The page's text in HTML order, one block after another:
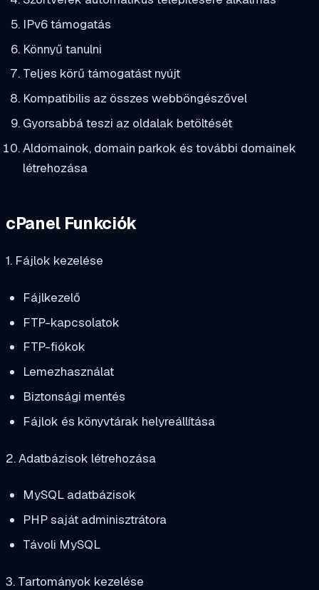
IPv6 támogatás
Könnyű tanulni
Teljes körű támogatást nyújt
Kompatibilis az összes webböngészővel
Gyorsabbá teszi az oldalak betöltését
Aldomainok, domain parkok és további domainek
létrehozása
cPanel Funkciók
1. Fájlok kezelése
Fájlkezelő
FTP-kapcsolatok
FTP-fiókok
Lemezhasználat
Biztonsági mentés
Fájlok és könyvtárak helyreállítása
2. Adatbázisok létrehozása
MySQL adatbázisok
PHP saját adminisztrátora
Távoli MySQL
3. Tartományok kezelése